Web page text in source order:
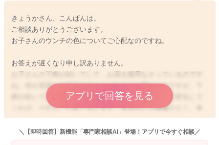
きょうかさん、こんばんは。
ご相談ありがとうございます。
お子さんのウンチの色についてご心配なのですね。
お答えが遅くなり申し訳ありません。
お子さんの下痢が続いていて、お薬を服用なさっているのです
ね。何が原因かを特定することはなかなか難しいのですが、下
痢が続いているとご心配になりますね。ウンチの色が変化して
くれば、それもご心配と思います。基本的には機嫌がよく、食
欲もあり、水分も摂れていれば、様子を見ていただく事が多い
です。黒色のウンチでご心配なのは、タール便と言われていま
アプリで回答を見る
＼【即時回答】新機能「専門家相談AI」登場！アプリで今すぐ相談／